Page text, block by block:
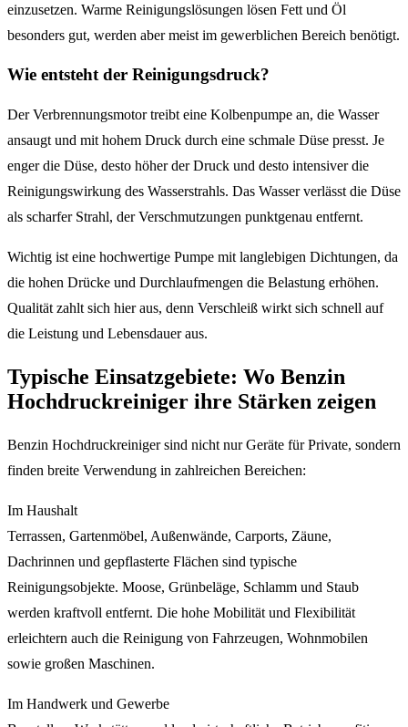
einzusetzen. Warme Reinigungslösungen lösen Fett und Öl
besonders gut, werden aber meist im gewerblichen Bereich benötigt.
Wie entsteht der Reinigungsdruck?
Der Verbrennungsmotor treibt eine Kolbenpumpe an, die Wasser
ansaugt und mit hohem Druck durch eine schmale Düse presst. Je
enger die Düse, desto höher der Druck und desto intensiver die
Reinigungswirkung des Wasserstrahls. Das Wasser verlässt die Düse
als scharfer Strahl, der Verschmutzungen punktgenau entfernt.
Wichtig ist eine hochwertige Pumpe mit langlebigen Dichtungen, da
die hohen Drücke und Durchlaufmengen die Belastung erhöhen.
Qualität zahlt sich hier aus, denn Verschleiß wirkt sich schnell auf
die Leistung und Lebensdauer aus.
Typische Einsatzgebiete: Wo Benzin
Hochdruckreiniger ihre Stärken zeigen
Benzin Hochdruckreiniger sind nicht nur Geräte für Private, sondern
finden breite Verwendung in zahlreichen Bereichen:
Im Haushalt
Terrassen, Gartenmöbel, Außenwände, Carports, Zäune,
Dachrinnen und gepflasterte Flächen sind typische
Reinigungsobjekte. Moose, Grünbeläge, Schlamm und Staub
werden kraftvoll entfernt. Die hohe Mobilität und Flexibilität
erleichtern auch die Reinigung von Fahrzeugen, Wohnmobilen
sowie großen Maschinen.
Im Handwerk und Gewerbe